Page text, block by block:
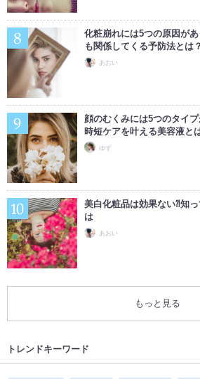
化粧崩れには5つの原因が
も関係してくる予防法とは？
あおい
顔のむくみには5つのタイ
時短ケアを叶える美容液と
ゆず
美白化粧品は効果ない⁈知
は
あおい
もっと見る
トレンドキーワード